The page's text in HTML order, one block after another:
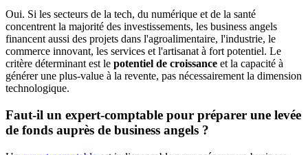
Oui. Si les secteurs de la tech, du numérique et de la santé
concentrent la majorité des investissements, les business angels
financent aussi des projets dans l'agroalimentaire, l'industrie, le
commerce innovant, les services et l'artisanat à fort potentiel. Le
critère déterminant est le potentiel de croissance et la capacité à
générer une plus-value à la revente, pas nécessairement la dimension
technologique.
Faut-il un expert-comptable pour préparer une levée
de fonds auprès de business angels ?